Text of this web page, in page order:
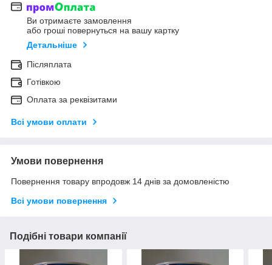
Ви отримаєте замовлення
або гроші повернуться на вашу картку
Детальніше
Післяплата
Готівкою
Оплата за реквізитами
Всі умови оплати
Умови повернення
Повернення товару впродовж 14 днів за домовленістю
Всі умови повернення
Подібні товари компанії